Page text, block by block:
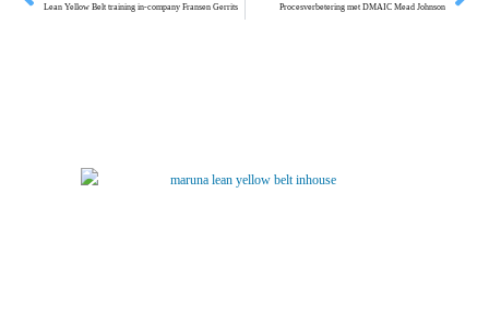
Lean Yellow Belt training in-company Fransen Gerrits Procesverbetering met DMAIC Mead Johnson